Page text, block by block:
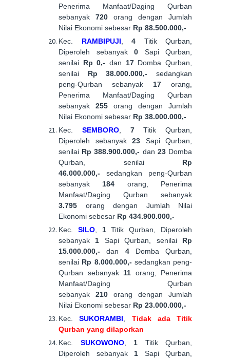
Penerima Manfaat/Daging Qurban
sebanyak 720 orang dengan Jumlah
Nilai Ekonomi sebesar Rp 88.500.000,-
Kec. RAMBIPUJI 4 Titik Qurban,
Diperoleh sebanyak 0 Sapi Qurban,
senilai Rp 0,- dan 17Domba Qurban,
senilai Rp 38.000.000,- sedangkan
peng-Qurban sebanyak 17 orang,
Penerima Manfaat/Daging Qurban
sebanyak 255 orang dengan Jumlah
Nilai Ekonomi sebesar Rp 38.000.000,-
Kec. SEMBORO, 7Titik Qurban,
Diperoleh sebanyak 23 Sapi Qurban,
senilai Rp 388.900.000,- dan 23Domba
Qurban, senilai Rp
46.000.000,- sedangkan peng-Qurban
sebanyak 184 orang, Penerima
Manfaat/Daging Qurban sebanyak
3.795 orang dengan Jumlah Nilai
Ekonomi sebesar Rp 434.900.000,-
Kec. SILO, 1Titik Qurban, Diperoleh
sebanyak 1 Sapi Qurban, senilai Rp
15.000.000,- dan 4Domba Qurban,
senilai Rp 8.000.000,-sedangkan peng-
Qurban sebanyak 11 orang, Penerima
Manfaat/Daging Qurban
sebanyak 210 orang dengan Jumlah
Nilai Ekonomi sebesar Rp 23.000.000,-
Kec.SUKORAMBI
Tidak ada Titik
Qurban yang dilaporkan
Kec. SUKOWONO, 1 Titik Qurban,
Diperoleh sebanyak 1 Sapi Qurban,